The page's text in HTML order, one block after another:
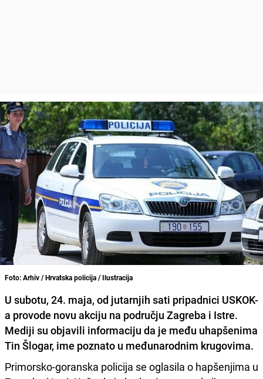
Foto: Arhiv / Hrvatska policija / Ilustracija
U subotu, 24. maja, od jutarnjih sati pripadnici USKOK-
a provode novu akciju na području Zagreba i Istre.
Mediji su objavili informaciju da je među uhapšenima
Tin Šlogar, ime poznato u međunarodnim krugovima.
Primorsko-goranska policija se oglasila o hapšenjima u